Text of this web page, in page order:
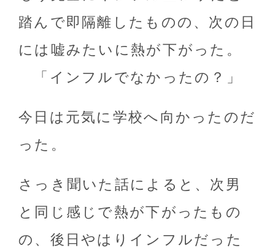
踏んで即隔離したものの、次の日
には嘘みたいに熱が下がった。
「インフルでなかったの？」
今日は元気に学校へ向かったのだ
った。
さっき聞いた話によると、次男
と同じ感じで熱が下がったもの
の、後日やはりインフルだった